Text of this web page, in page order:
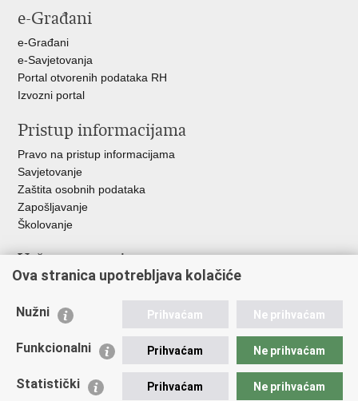
FacebookuTwitteru
e-Građani
e-Građani
e-Savjetovanja
Portal otvorenih podataka RH
Izvozni portal
Pristup informacijama
Pravo na pristup informacijama
Savjetovanje
Zaštita osobnih podataka
Zapošljavanje
Školovanje
Važne poveznice
Ministarstvo unutarnjih poslova
Udruge
Policijska akademija
Zaklada policijske solidarnosti
Ova stranica upotrebljava kolačiće
Nužni Prihvaćam Ne prihvaćam
Funkcionalni Prihvaćam Ne prihvaćam
Statistički Prihvaćam Ne prihvaćam